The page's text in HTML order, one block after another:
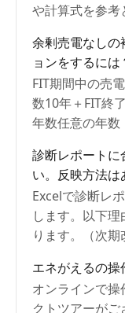
や計算式を参考
余剰売電なしの
ョンをするに
FIT期間中の売
数10年＋FIT終
年数任意の年数
ションになりま
診断レポートに
い。反映方法は
Excelで診断レ
します。以下
ります。（次期
エネがえるの
オンラインで
クトツアーが